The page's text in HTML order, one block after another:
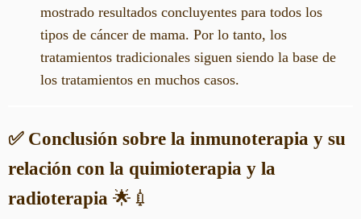
mostrado resultados concluyentes para todos los
tipos de cáncer de mama. Por lo tanto, los
tratamientos tradicionales siguen siendo la base de
los tratamientos en muchos casos.
✅ Conclusión sobre la inmunoterapia y su
relación con la quimioterapia y la
radioterapia 🌟💉